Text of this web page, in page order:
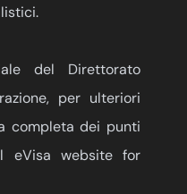
del Direttorato
per ulteriori
completa dei punti
eVisa website for